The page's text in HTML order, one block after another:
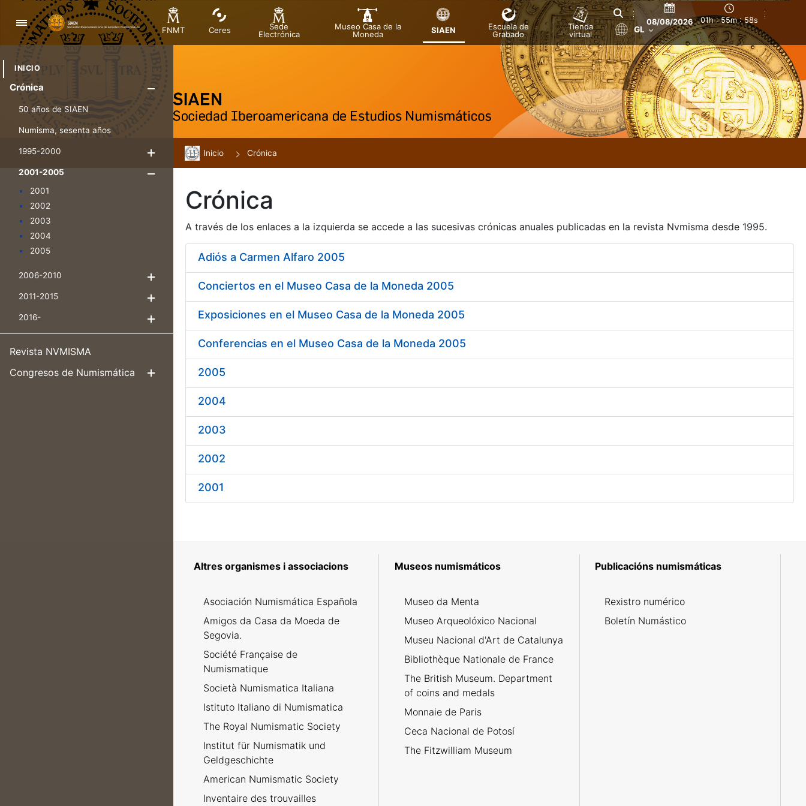
Navegación
FNMT Ceres
Sede
Electrónica
Museo Casa de la
Moneda
SIAEN
Escuela de
Grabado
Tienda
virtual
08/08/2026 01h : 55m : 58s
GL
INICIO
Crónica
50 años de SIAEN
Numisma, sesenta años
1995-2000
Mostrar/Ocultar
2001-2005
2001
2002
2003
2004
2005
2006-2010
2011-2015
2016-
Mostrar/Ocultar
Revista NVMISMA
Congresos de Numismática
Mostrar/Ocultar
Inicio Crónica
Crónica
A través de los enlaces a la izquierda se accede a las sucesivas crónicas anuales publicadas en la revista Nvmisma desde 1995.
Adiós a Carmen Alfaro 2005
Conciertos en el Museo Casa de la Moneda 2005
Exposiciones en el Museo Casa de la Moneda 2005
Conferencias en el Museo Casa de la Moneda 2005
2005
2004
2003
2002
2001
Altres organismes i associacions
Asociación Numismática Española
Amigos da Casa da Moeda de
Segovia.
Société Française de
Numismatique
Società Numismatica Italiana
Istituto Italiano di Numismatica
The Royal Numismatic Society
Institut für Numismatik und
Geldgeschichte
American Numismatic Society
Inventaire des trouvailles
Museos numismáticos
Museo da Menta
Museo Arqueolóxico Nacional
Museu Nacional d'Art de Catalunya
Bibliothèque Nationale de France
The British Museum. Department
of coins and medals
Monnaie de Paris
Ceca Nacional de Potosí
The Fitzwilliam Museum
Publicacións numismáticas
Rexistro numérico
Boletín Numástico